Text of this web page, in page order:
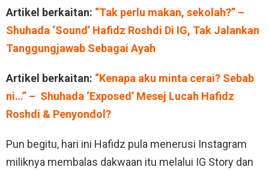
Artikel berkaitan: “Tak perlu makan, sekolah?” –
Shuhada ‘Sound’ Hafidz Roshdi Di IG, Tak Jalankan
Tanggungjawab Sebagai Ayah
Artikel berkaitan: “Kenapa aku minta cerai? Sebab
ni…” – Shuhada ‘Exposed’ Mesej Lucah Hafidz
Roshdi & Penyondol?
Pun begitu, hari ini Hafidz pula menerusi Instagram
miliknya membalas dakwaan itu melalui IG Story dan